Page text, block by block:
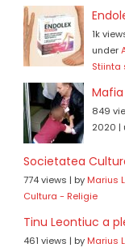
1k
under
Stiinta
849
2020 |
Societatea
774 views | by Marius
Cultura - Religie
Tinu Leontiuc a
461 views | by Marius